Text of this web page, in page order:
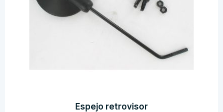
Espejo retrovisor